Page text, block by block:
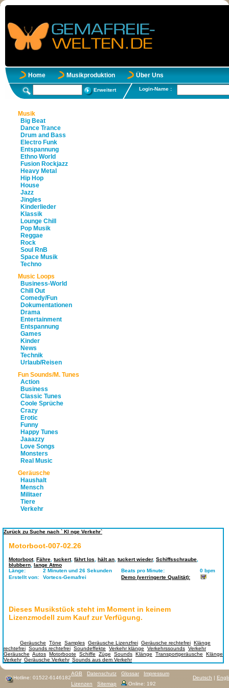
Home Musikproduktion Über Uns
Erweitert Login-Name :
Musik
Big Beat
Dance Trance
Drum and Bass
Electro Funk
Entspannung
Ethno World
Fusion Rockjazz
Heavy Metal
Hip Hop
House
Jazz
Jingles
Kinderlieder
Klassik
Lounge Chill
Pop Musik
Reggae
Rock
Soul RnB
Space Musik
Techno
Music Loops
Business-World
Chill Out
Comedy/Fun
Dokumentationen
Drama
Entertainment
Entspannung
Games
Kinder
News
Technik
Urlaub/Reisen
Fun Sounds/M. Tunes
Action
Business
Classic Tunes
Coole Sprüche
Crazy
Erotic
Funny
Happy Tunes
Jaaazzy
Love Songs
Monsters
Real Music
Geräusche
Haushalt
Mensch
Militaer
Tiere
Verkehr
Zurück zu Suche nach ` Kl nge Verkehr`
Motorboot-007-02.26
Motorboot, Fähre tuckert, fährt los hält an tuckert wieder, Schiffsschraube
blubbern lange Atmo
Länge:
2 Minuten und 26 Sekunden Beats pro Minute:
0 bpm
Erstellt von:
Vortecs-Gemafrei Demo (verringerte Qualität):
Dieses Musikstück steht im Moment in keinem
Lizenzmodell zum Kauf zur Verfügung.
Geräusche Töne Samples Geräusche Lizenzfrei Geräusche rechtefrei Klänge
rechtefrei Sounds rechtefrei Soundeffekte Verkehr klänge Verkehrssounds Verkehr
Geräusche Autos Motorboote Schiffe Züge Sounds Klänge Transportgeräusche
Klänge
Verkehr, Geräusche Verkehr, Sounds aus dem Verkehr
Hotline: 01522-6146182 Deutsch |
AGB Datenschutz Glossar
Impressum
Lizenzen
Sitemap Online: 192